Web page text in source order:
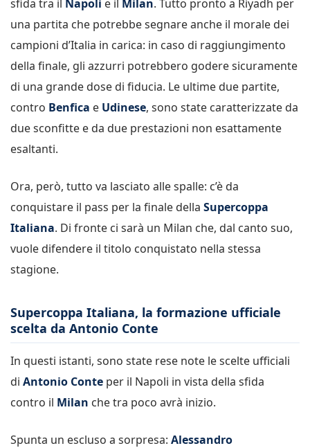
sfida tra il Napoli e il Milan. Tutto pronto a Riyadh per
una partita che potrebbe segnare anche il morale dei
campioni d’Italia in carica: in caso di raggiungimento
della finale, gli azzurri potrebbero godere sicuramente
di una grande dose di fiducia. Le ultime due partite,
contro Benfica e Udinese, sono state caratterizzate da
due sconfitte e da due prestazioni non esattamente
esaltanti.
Ora, però, tutto va lasciato alle spalle: c’è da
conquistare il pass per la finale della Supercoppa
Italiana. Di fronte ci sarà un Milan che, dal canto suo,
vuole difendere il titolo conquistato nella stessa
stagione.
Supercoppa Italiana, la formazione ufficiale
scelta da Antonio Conte
In questi istanti, sono state rese note le scelte ufficiali
di Antonio Conte per il Napoli in vista della sfida
contro il Milan che tra poco avrà inizio.
Spunta un escluso a sorpresa: Alessandro